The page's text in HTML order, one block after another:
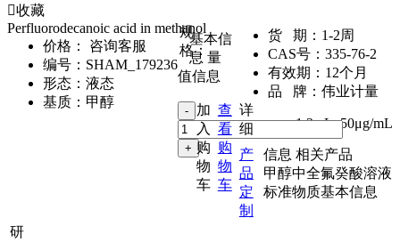
收藏
Perfluorodecanoic acid in methanol
价格：
咨询客服
编号： SHAM_179236
形态： 液态
基质： 甲醇
货 期： 1-2周
CAS号： 335-76-2
有效期： 12个月
品 牌： 伟业计量
规
格：
1.2mL,50μg/mL
加
入
购
物
车
查
看
购
物
车
产
品
定
制
基本信
息 量
值信息
详
细
信息 相关产品
甲醇中全氟癸酸溶液
标准物质基本信息
研